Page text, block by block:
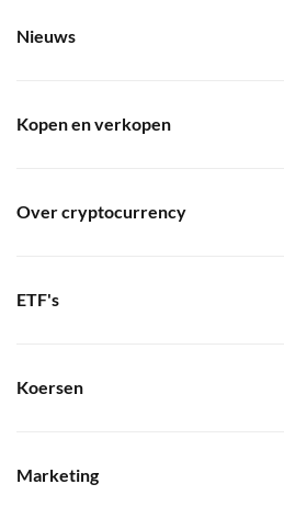
Nieuws
Kopen en verkopen
Over cryptocurrency
ETF's
Koersen
Marketing